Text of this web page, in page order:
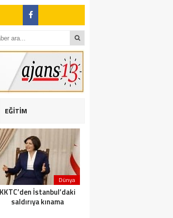
EĞİTİM
Dünya
KKTC’den İstanbul’daki
saldırıya kınama